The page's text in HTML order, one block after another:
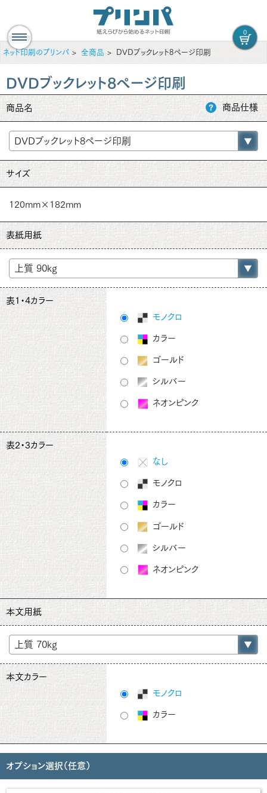
0
ネット印刷のプリンパ 全商品 DVDブックレット8ページ印刷
DVDブックレット8ページ印刷
商品名 商品仕様
サイズ
120mm×182mm
表紙用紙
表1・4カラー
モノクロ
カラー
ゴールド
シルバー
ネオンピンク
表2・3カラー
なし
モノクロ
カラー
ゴールド
シルバー
ネオンピンク
本文用紙
本文カラー
モノクロ
カラー
オプション選択（任意）